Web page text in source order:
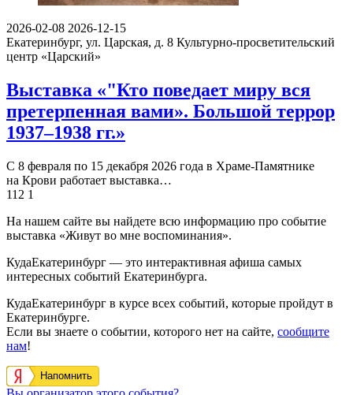
2026-02-08 2026-12-15
Екатеринбург, ул. Царская, д. 8 Культурно-просветительский
центр «Царский»
Выставка «"Кто поведает миру вся
претерпенная вами». Большой террор
1937–1938 гг.»
С 8 февраля по 15 декабря 2026 года в Храме-Памятнике
на Крови работает выставка…
112 1
На нашем сайте вы найдете всю информацию про событие
выставка «Живут во мне воспоминания».
КудаЕкатеринбург — это интерактивная афиша самых
интересных событий Екатеринбурга.
КудаЕкатеринбург в курсе всех событий, которые пройдут в
Екатеринбурге.
Если вы знаете о событии, которого нет на сайте, сообщите
нам!
Напомнить